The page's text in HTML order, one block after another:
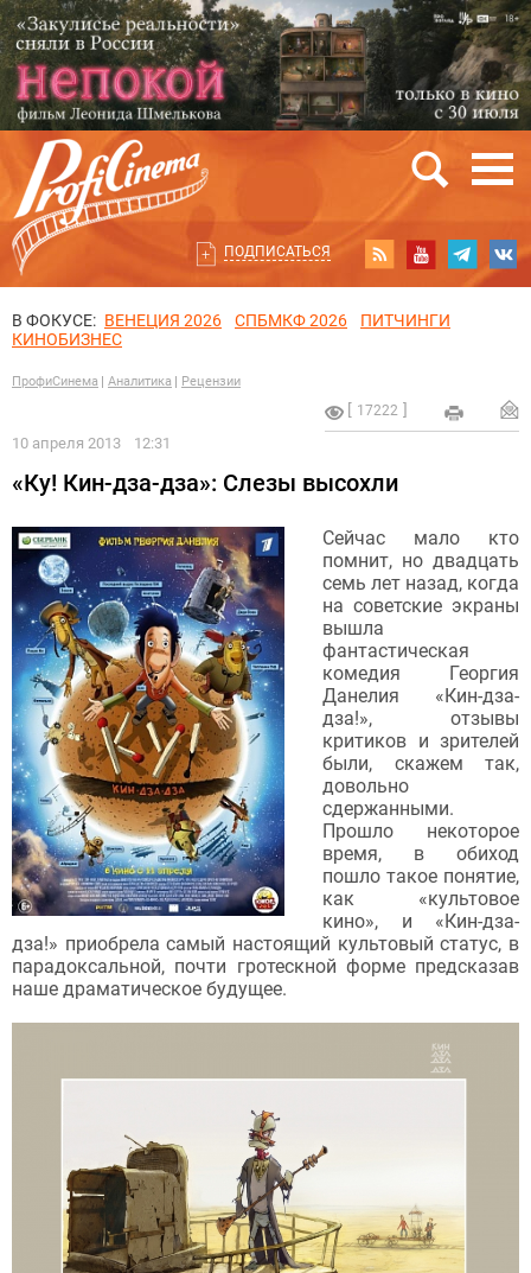
ПОДПИСАТЬСЯ
В ФОКУСЕ: ВЕНЕЦИЯ 2026 СПБМКФ 2026
ПИТЧИНГИ
КИНОБИЗНЕС
ПрофиСинема Аналитика Рецензии
17222
10 апреля 2013 12:31
«Ку! Кин-дза-дза»: Слезы высохли
Сейчас мало кто
помнит, но двадцать
семь лет назад, когда
на советские экраны
вышла
фантастическая
комедия Георгия
Данелия «Кин-дза-
дза!», отзывы
критиков и зрителей
были, скажем так,
довольно
сдержанными.
Прошло некоторое
время, в обиход
пошло такое понятие,
как «культовое
кино», и «Кин-дза-
дза!» приобрела самый настоящий культовый статус, в
парадоксальной, почти гротескной форме предсказав
наше драматическое будущее.